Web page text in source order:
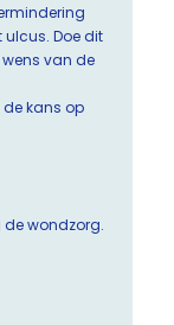
Doe dit
van de
kans op
de wondzorg.